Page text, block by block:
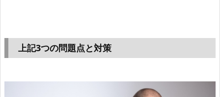
上記3つの問題点と対策